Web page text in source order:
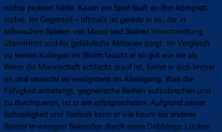
nichts probiert hätte. Kaum ein Spiel läuft an ihm komplett
vorbei. Im Gegenteil – oftmals ist gerade er es, der in
schwachen Spielen von Messi und Suárez Verantwortung
übernimmt und für gefährliche Aktionen sorgt. Im Vergleich
zu seinen Kollegen im Sturm taucht er so gut wie nie ab.
Wenn die Mannschaft schlecht drauf ist, bietet er sich immer
an und versucht es wenigstens im Alleingang. Was die
Fähigkeit anbelangt, gegnerische Reihen aufzubrechen und
zu durchqueren, ist er am erfolgreichsten. Aufgrund seiner
Schnelligkeit und Technik kann er wie kaum ein anderer
Spieler in wenigen Sekunden durch seine Dribblings Lücken